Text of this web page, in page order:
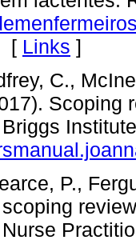
Links ]
C.,
Scoping
P.,